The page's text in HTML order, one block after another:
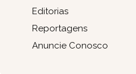
Editorias
Reportagens
Anuncie Conosco